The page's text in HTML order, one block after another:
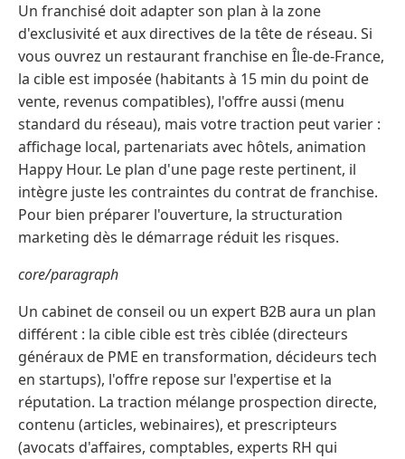
Un franchisé doit adapter son plan à la zone
d'exclusivité et aux directives de la tête de réseau. Si
vous ouvrez un restaurant franchise en Île-de-France,
la cible est imposée (habitants à 15 min du point de
vente, revenus compatibles), l'offre aussi (menu
standard du réseau), mais votre traction peut varier :
affichage local, partenariats avec hôtels, animation
Happy Hour. Le plan d'une page reste pertinent, il
intègre juste les contraintes du contrat de franchise.
Pour bien préparer l'ouverture, la structuration
marketing dès le démarrage réduit les risques.
core/paragraph
Un cabinet de conseil ou un expert B2B aura un plan
différent : la cible cible est très ciblée (directeurs
généraux de PME en transformation, décideurs tech
en startups), l'offre repose sur l'expertise et la
réputation. La traction mélange prospection directe,
contenu (articles, webinaires), et prescripteurs
(avocats d'affaires, comptables, experts RH qui